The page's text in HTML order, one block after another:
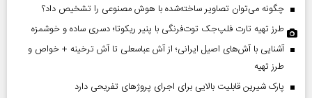
چگونه می‌توان تصاویر ساخته‌شده با هوش مصنوعی را تشخیص داد؟
طرز تهیه تارت فلپ‌جک توت‌فرنگی با پنیر ریکوتا؛ دسری ساده و خوشمزه
آشنایی با آش‌های اصیل ایرانی؛ از آش عباسعلی تا آش ترخینه + خواص و
طرز تهیه
پارک شیرین قابلیت‌ بالایی برای اجرای پروژهای تفریحی دارد